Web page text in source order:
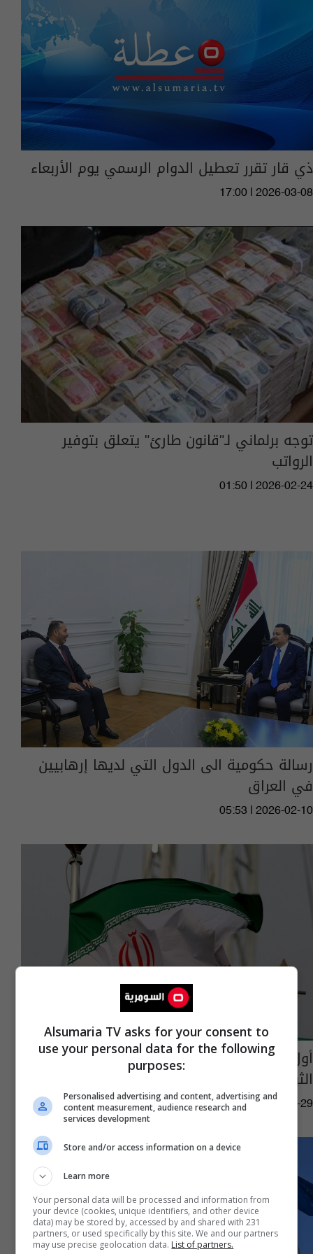
ذي قار تقرر تعطيل الدوام الرسمي يوم الأربعاء
17:00 | 2026-03-08
توجه برلماني لـ"قانون طارئ" يتعلق بتوفير
الرواتب
01:50 | 2026-02-24
رسالة حكومية الى الدول التي لديها إرهابيين
في العراق
05:53 | 2026-02-10
أول تعليق إيراني على قرار تصنيف الحرس
الثوري "منظمة إرهابية"
17:02 | 2026-01-29
Alsumaria TV asks for your consent to
use your personal data for the following
purposes:
Personalised advertising and content, advertising and
content measurement, audience research and
services development
Store and/or access information on a device
Learn more
Your personal data will be processed and information from
your device (cookies, unique identifiers, and other device
data) may be stored by, accessed by and shared with 231
partners, or used specifically by this site. We and our partners
may use precise geolocation data. List of partners.